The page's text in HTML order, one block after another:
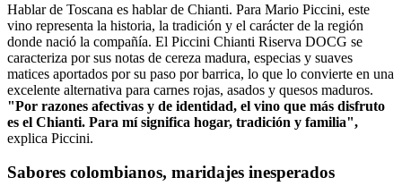
Hablar de Toscana es hablar de Chianti. Para Mario Piccini, este
vino representa la historia, la tradición y el carácter de la región
donde nació la compañía. El Piccini Chianti Riserva DOCG se
caracteriza por sus notas de cereza madura, especias y suaves
matices aportados por su paso por barrica, lo que lo convierte en una
excelente alternativa para carnes rojas, asados y quesos maduros.
"Por razones afectivas y de identidad, el vino que más disfruto
es el Chianti. Para mí significa hogar, tradición y familia",
explica Piccini.
Sabores colombianos, maridajes inesperados